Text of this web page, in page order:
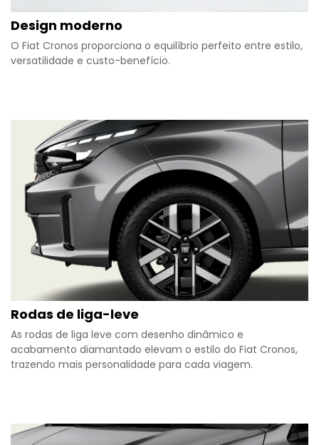
Design moderno
O Fiat Cronos proporciona o equilíbrio perfeito entre estilo,
versatilidade e custo-benefício.
Rodas de liga-leve
As rodas de liga leve com desenho dinâmico e
acabamento diamantado elevam o estilo do Fiat Cronos,
trazendo mais personalidade para cada viagem.